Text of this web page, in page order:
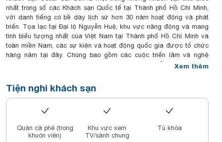
nhất trong số các Khách sạn Quốc tế tại Thành phố Hồ Chí Minh,
với danh tiếng có bề dày lịch sử hơn 30 năm hoạt động và phát
triển. Tọa lạc tại Đại lộ Nguyễn Huệ, khu vực năng động và mang
tính biểu tượng nhất của Việt Nam tại Thành phố Hồ Chí Minh và
toàn miền Nam, các sự kiện và hoạt động quốc gia được tổ chức
hàng năm tại đây. Chúng bao gồm các cuộc triển lãm và nghệ
thuật ngoài trời, sự kiện âm nhạc dân gian, trình diễn thời trang và
hút hàng triệu du khách trong và ngoài nước mỗi năm.
Xem thêm
Tiện nghi khách sạn
Quán cà phê (trong
khuôn viên)
Khu vực xem
TV/sảnh chung
Tủ khóa